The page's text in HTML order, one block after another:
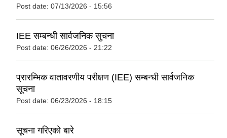
Post date: 07/13/2026 - 15:56
IEE सम्बन्धी सार्वजनिक सुचना
Post date: 06/26/2026 - 21:22
प्रारम्भिक वातावरणीय परीक्षण (IEE) सम्बन्धी सार्वजनिक
सूचना
Post date: 06/23/2026 - 18:15
सूचना गरिएको बारे